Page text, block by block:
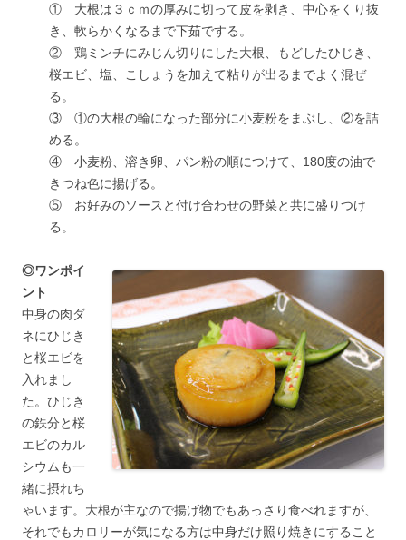
① 大根は３ｃｍの厚みに切って皮を剥き、中心をくり抜
き、軟らかくなるまで下茹でする。
② 鶏ミンチにみじん切りにした大根、もどしたひじき、
桜エビ、塩、こしょうを加えて粘りが出るまでよく混ぜ
る。
③ ①の大根の輪になった部分に小麦粉をまぶし、②を詰
める。
④ 小麦粉、溶き卵、パン粉の順につけて、180度の油で
きつね色に揚げる。
⑤ お好みのソースと付け合わせの野菜と共に盛りつけ
る。
◎ワンポイ
ント
中身の肉ダ
ネにひじき
と桜エビを
入れまし
た。ひじき
の鉄分と桜
エビのカル
シウムも一
緒に摂れち
ゃいます。大根が主なので揚げ物でもあっさり食べれますが、
それでもカロリーが気になる方は中身だけ照り焼きにすること